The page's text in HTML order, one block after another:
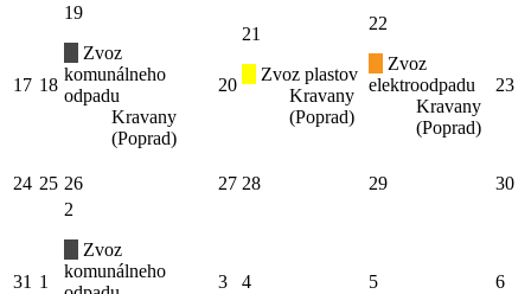
17 18
19
Zvoz
komunálneho
odpadu
Kravany
(Poprad)
20
21
Zvoz plastov
Kravany
(Poprad)
22
Zvoz
elektroodpadu
Kravany
(Poprad)
23
24 25 26 27 28 29 30
31 1
2
Zvoz
komunálneho
3 4 5 6